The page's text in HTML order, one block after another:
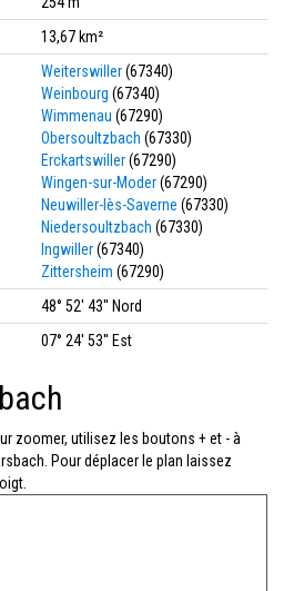
13,67 km²
Weiterswiller(67340)
Weinbourg (67340)
Wimmenau (67290)
Obersoultzbach (67330)
Erckartswiller(67290)
Wingen-sur-Moder(67290)
Neuwiller-lès-Saverne (67330)
Niedersoultzbach (67330)
Ingwiller(67340)
Zittersheim (67290)
48° 52' 43'' Nord
07° 24' 53'' Est
zoomer, utilisez les boutons + et - à
Pour déplacer le plan laissez